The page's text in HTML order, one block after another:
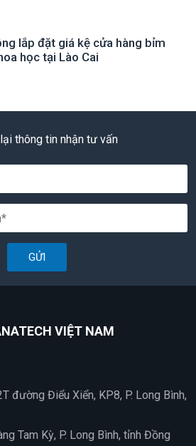
lắp đặt giá kệ cửa hàng bỉm
học tại Lào Cai
thông tin nhận tư vấn
GỬI
VIỆT NAM
đường Điểu Xiển, KP8, P. Long Bình,
Tam Kỳ, P. Long Bình, tỉnh Đồng